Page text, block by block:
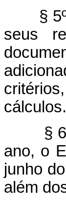
§
seus
cálculos.
§
ano, o
junho
além